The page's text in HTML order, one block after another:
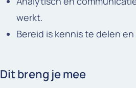
werkt.
Bereid is kennis te delen
Dit breng je mee